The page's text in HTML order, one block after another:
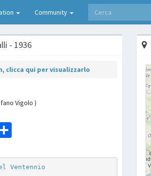
Community
- 1936
clicca qui per visualizzarlo
Vigolo )
Ventennio